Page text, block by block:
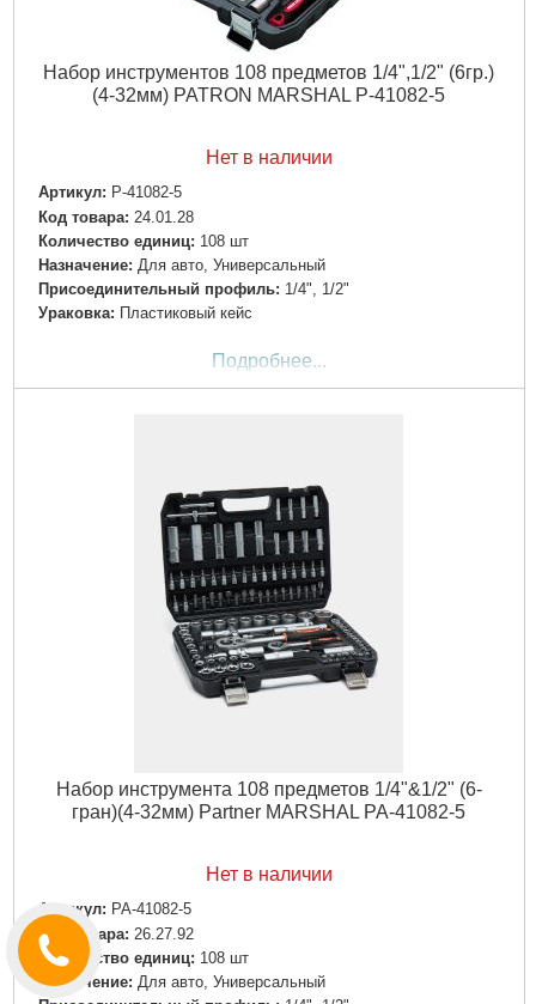
Набор инструментов 108 предметов 1/4",1/2" (6гр.)
(4-32мм) PATRON MARSHAL P-41082-5
Нет в наличии
Артикул: P-41082-5
Код товара: 24.01.28
Количество единиц: 108 шт
Назначение: Для авто, Универсальный
Пpиcoeдинитeльный пpoфиль: 1/4", 1/2"
Ураковка: Пластиковый кейс
Подробнее...
Набор инструмента 108 предметов 1/4"&1/2" (6-
гран)(4-32мм) Partner MARSHAL PA-41082-5
Нет в наличии
Артикул: PA-41082-5
Код товара: 26.27.92
Количество единиц: 108 шт
Назначение: Для авто, Универсальный